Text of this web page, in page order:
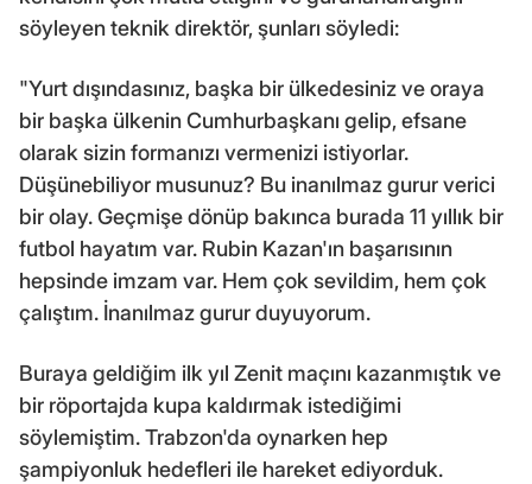
söyleyen teknik direktör, şunları söyledi:
"Yurt dışındasınız, başka bir ülkedesiniz ve oraya
bir başka ülkenin Cumhurbaşkanı gelip, efsane
olarak sizin formanızı vermenizi istiyorlar.
Düşünebiliyor musunuz? Bu inanılmaz gurur verici
bir olay. Geçmişe dönüp bakınca burada 11 yıllık bir
futbol hayatım var. Rubin Kazan'ın başarısının
hepsinde imzam var. Hem çok sevildim, hem çok
çalıştım. İnanılmaz gurur duyuyorum.
Buraya geldiğim ilk yıl Zenit maçını kazanmıştık ve
bir röportajda kupa kaldırmak istediğimi
söylemiştim. Trabzon'da oynarken hep
şampiyonluk hedefleri ile hareket ediyorduk.